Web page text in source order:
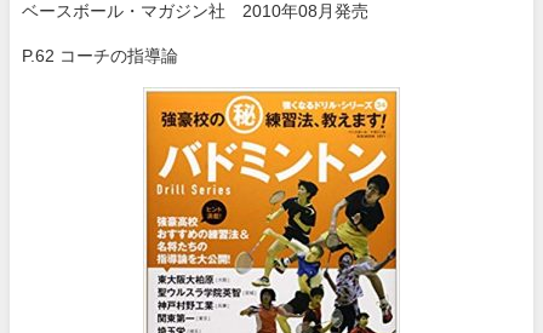
ベースボール・マガジン社 2010年08月発売
P.62 コーチの指導論